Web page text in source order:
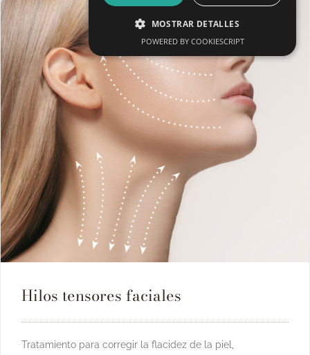
Hilos tensores faciales
Tratamiento para corregir la flacidez de la piel,
MOSTRAR DETALLES
POWERED BY COOKIESCRIPT